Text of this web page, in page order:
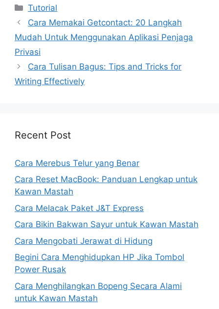
Kategori
Tutorial
Cara Memakai Getcontact: 20 Langkah
Mudah Untuk Menggunakan Aplikasi Penjaga
Privasi
Cara Tulisan Bagus: Tips and Tricks for
Writing Effectively
Recent Post
Cara Merebus Telur yang Benar
Cara Reset MacBook: Panduan Lengkap untuk
Kawan Mastah
Cara Melacak Paket J&T Express
Cara Bikin Bakwan Sayur untuk Kawan Mastah
Cara Mengobati Jerawat di Hidung
Begini Cara Menghidupkan HP Jika Tombol
Power Rusak
Cara Menghilangkan Bopeng Secara Alami
untuk Kawan Mastah